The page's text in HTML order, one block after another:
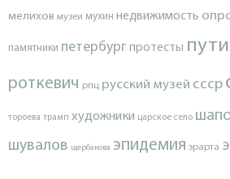
мелихов музеи мухин недвижимость
памятники петербургпротесты
роткевич рпц русский музей ссср
тороева трамп художники царское село
шувалов щербакова эпидемия эрарта